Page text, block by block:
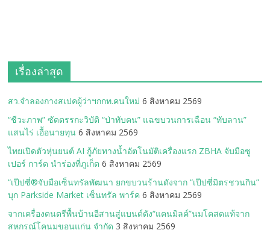
เรื่องล่าสุด
สว.จำลองกางสเปคผู้ว่าฯกกท.คนใหม่ 6 สิงหาคม 2569
“ชีวะภาพ” ซัดตรรกะวิบัติ “ป่าทับคน” แฉขบวนการเฉือน “ทับลาน”
แสนไร่ เอื้อนายทุน 6 สิงหาคม 2569
ไทยเปิดตัวหุ่นยนต์ AI กู้ภัยทางน้ำอัตโนมัติเครื่องแรก ZBHA จับมือซู
เปอร์ การ์ด นำร่องที่ภูเก็ต 6 สิงหาคม 2569
“เป๊ปซี่®จับมือเซ็นทรัลพัฒนา ยกขบวนร้านดังจาก “เป๊ปซี่มิตรชวนกิน”
บุก Parkside Market เซ็นทรัล พาร์ค 6 สิงหาคม 2569
จากเครื่องดนตรีพื้นบ้านอีสานสู่แบนด์ดัง“แคนมิลค์”นมโคสดแท้จาก
สหกรณ์โคนมขอนแก่น จำกัด 3 สิงหาคม 2569